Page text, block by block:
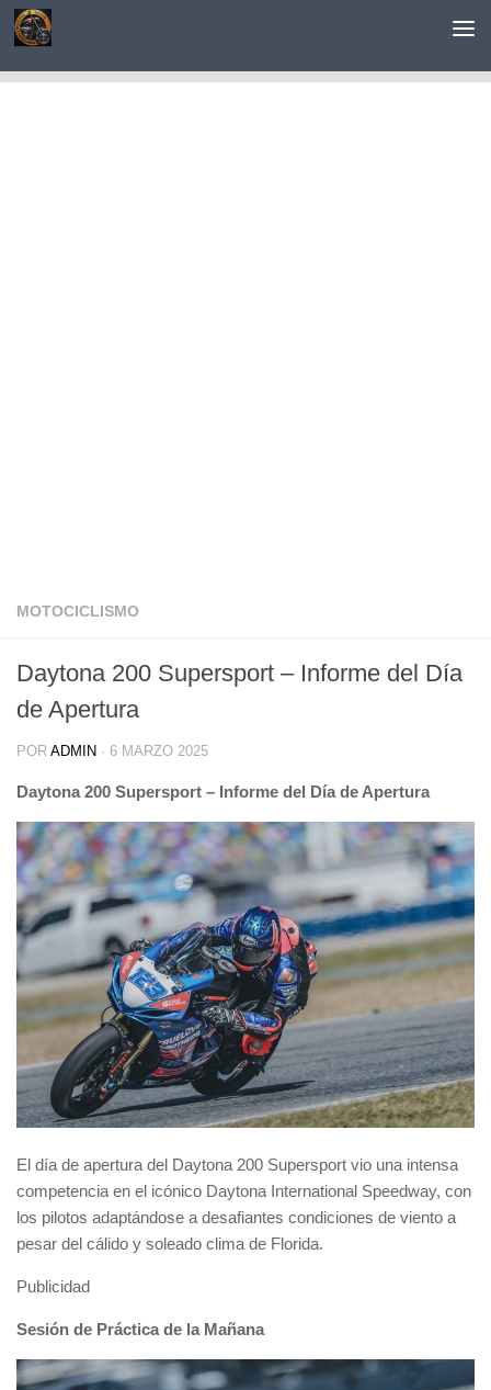
Saltar al contenido
MOTOCICLISMO
Daytona 200 Supersport – Informe del Día
de Apertura
POR ADMIN · 6 MARZO 2025
Daytona 200 Supersport – Informe del Día de Apertura
El día de apertura del Daytona 200 Supersport vio una intensa
competencia en el icónico Daytona International Speedway, con
los pilotos adaptándose a desafiantes condiciones de viento a
pesar del cálido y soleado clima de Florida.
Publicidad
Sesión de Práctica de la Mañana